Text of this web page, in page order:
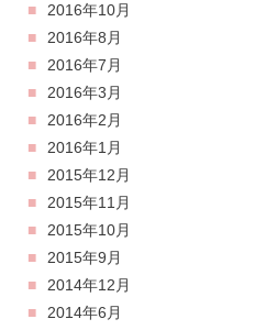
2016年10月
2016年8月
2016年7月
2016年3月
2016年2月
2016年1月
2015年12月
2015年11月
2015年10月
2015年9月
2014年12月
2014年6月